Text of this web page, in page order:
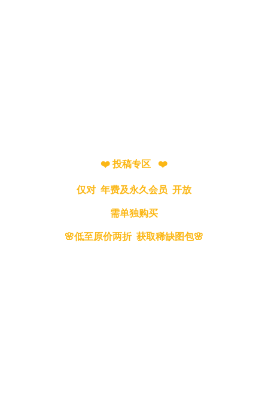
❤️ 投稿专区 ❤️
仅对 年费及永久会员 开放
需单独购买
🌸低至原价两折 获取稀缺图包🌸